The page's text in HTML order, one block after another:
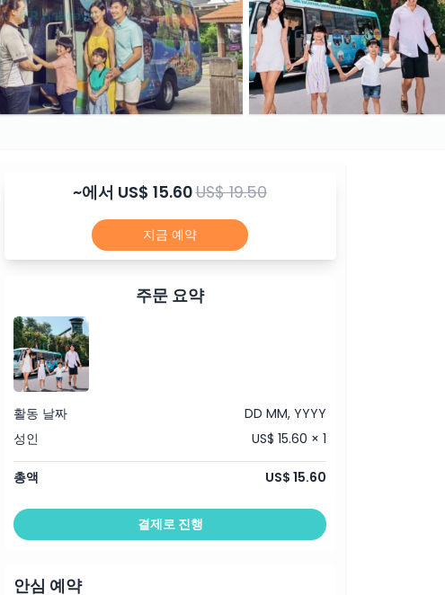
~에서 US$ 15.60US$ 19.50
지금 예약
주문 요약
활동 날짜
DD MM, YYYY
성인
US$ 15.60 × 1
총액 US$ 15.60
결제로 진행
안심 예약